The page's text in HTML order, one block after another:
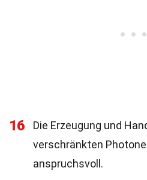
16
Die Erzeugung und
verschränkten
anspruchsvoll.